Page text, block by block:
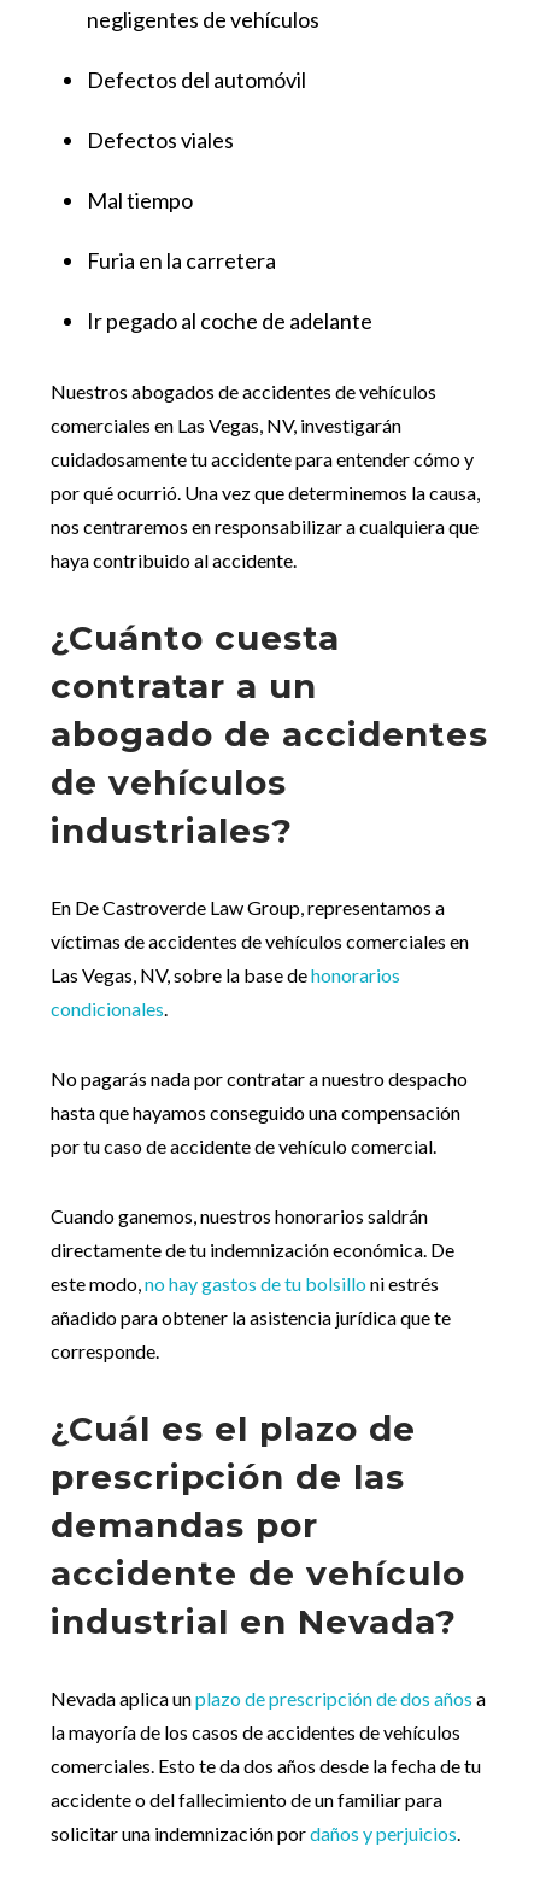
negligentes de vehículos
Defectos del automóvil
Defectos viales
Mal tiempo
Furia en la carretera
Ir pegado al coche de adelante
Nuestros abogados de accidentes de vehículos
comerciales en Las Vegas, NV, investigarán
cuidadosamente tu accidente para entender cómo y
por qué ocurrió. Una vez que determinemos la causa,
nos centraremos en responsabilizar a cualquiera que
haya contribuido al accidente.
¿Cuánto cuesta
contratar a un
abogado de accidentes
de vehículos
industriales?
En De Castroverde Law Group, representamos a
víctimas de accidentes de vehículos comerciales en
Las Vegas, NV, sobre la base dehonorarios
condicionales
No pagarás nada por contratar a nuestro despacho
hasta que hayamos conseguido una compensación
por tu caso de accidente de vehículo comercial.
Cuando ganemos, nuestros honorarios saldrán
directamente de tu indemnización económica. De
este modo,no hay gastos de tu bolsilloni estrés
añadido para obtener la asistencia jurídica que te
corresponde.
¿Cuál es el plazo de
prescripción de las
demandas por
accidente de vehículo
industrial en Nevada?
Nevada aplica unplazo de prescripción de dos años a
la mayoría de los casos de accidentes de vehículos
comerciales. Esto te da dos años desde la fecha de tu
accidente o del fallecimiento de un familiar para
solicitar una indemnización pordaños y perjuicios